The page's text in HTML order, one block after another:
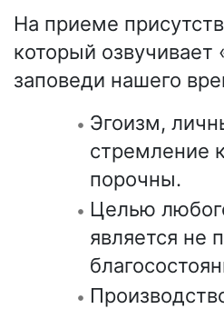
На приеме
который
заповеди нашего
Эгоизм,
стремление
порочны.
Целью
является не